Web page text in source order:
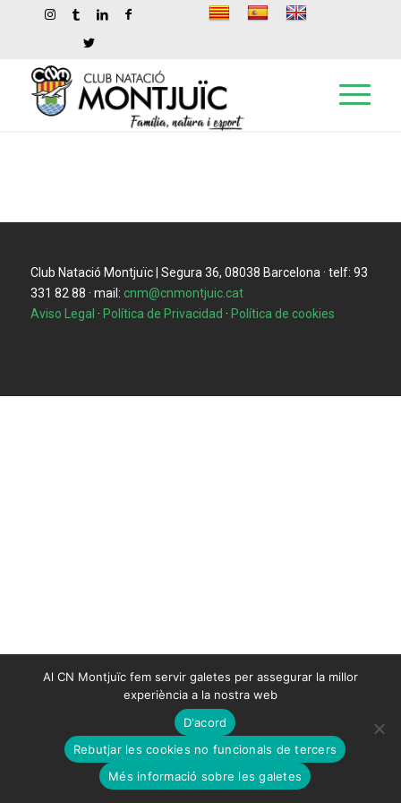
Club Natació Montjuïc | Segura 36, 08038 Barcelona · telf: 93
331 82 88 · mail: cnm@cnmontjuic.cat
Aviso Legal · Política de Privacidad · Política de cookies
Al CN Montjuïc fem servir galetes per assegurar la millor
experiència a la nostra web
D'acord
Rebutjar les cookies no funcionals de tercers
Més informació sobre les galetes
CNM, com et podem ajudar?